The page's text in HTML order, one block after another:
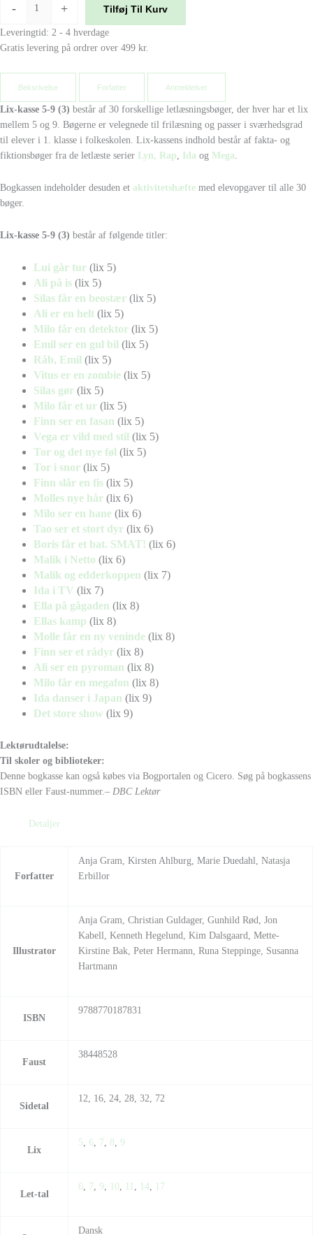
- + Tilføj Til Kurv
Leveringtid: 2 - 4 hverdage
Gratis levering på ordrer over 499 kr.
Beksrivelse Forfatter Anmeldelser
Lix-kasse 5-9 (3) består af 30 forskellige letlæsningsbøger, der hver har et lix
mellem 5 og 9. Bøgerne er velegnede til frilæsning og passer i sværhedsgrad
til elever i 1. klasse i folkeskolen. Lix-kassens indhold består af fakta- og
fiktionsbøger fra de letlæste serier Lyn, Rap, Ida og Mega.
Bogkassen indeholder desuden et aktivitetshæfte med elevopgaver til alle 30
bøger.
Lix-kasse 5-9 (3) består af følgende titler:
Lui går tur (lix 5)
Ali på is (lix 5)
Silas får en beostær (lix 5)
Ali er en helt (lix 5)
Milo får en detektor (lix 5)
Emil ser en gul bil (lix 5)
Råb, Emil (lix 5)
Vitus er en zombie (lix 5)
Silas gør (lix 5)
Milo får et ur (lix 5)
Finn ser en fasan (lix 5)
Vega er vild med stil (lix 5)
Tor og det nye føl (lix 5)
Tor i snor (lix 5)
Finn slår en fis (lix 5)
Molles nye hår (lix 6)
Milo ser en hane (lix 6)
Tao ser et stort dyr (lix 6)
Boris får et bat. SMAT! (lix 6)
Malik i Netto (lix 6)
Malik og edderkoppen (lix 7)
Ida i TV (lix 7)
Ella på gågaden (lix 8)
Ellas kamp (lix 8)
Molle får en ny veninde (lix 8)
Finn ser et rådyr (lix 8)
Ali ser en pyroman (lix 8)
Milo får en megafon (lix 8)
Ida danser i Japan (lix 9)
Det store show (lix 9)
Lektørudtalelse:
Til skoler og biblioteker:
Denne bogkasse kan også købes via Bogportalen og Cicero. Søg på bogkassens
ISBN eller Faust-nummer.– DBC Lektør
Detaljer
Forfatter
Anja Gram, Kirsten Ahlburg, Marie Duedahl, Natasja
Erbillor
Illustrator
Anja Gram, Christian Guldager, Gunhild Rød, Jon
Kabell, Kenneth Hegelund, Kim Dalsgaard, Mette-
Kirstine Bak, Peter Hermann, Runa Steppinge, Susanna
Hartmann
ISBN
9788770187831
Faust
38448528
Sidetal
12, 16, 24, 28, 32, 72
Lix
5 6 7 8 9
Let-tal
6 7 9 10 11 14, 17
Dansk